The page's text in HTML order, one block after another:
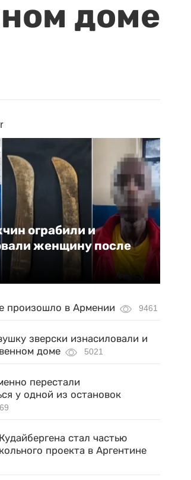
доме
ограбили и
женщину после
произошло в Армении 9461
зверски изнасиловали и
доме
5021
перестали
у одной из остановок
стал частью
проекта в Аргентине